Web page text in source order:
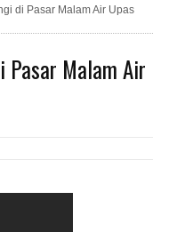
di Pasar Malam Air Upas
Pasar Malam Air